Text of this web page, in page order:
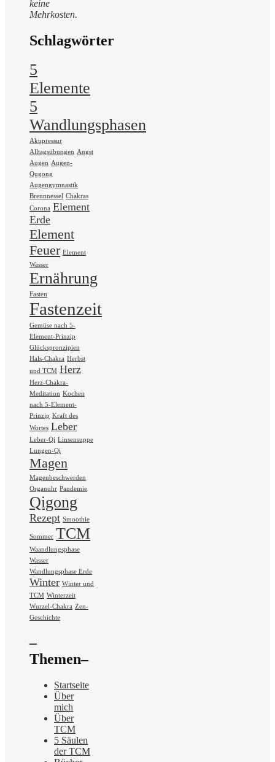
keine
Mehrkosten.
Schlagwörter
5
Elemente
5
Wandlungsphasen
Akupressur
Alltagsübungen Angst
Augen Augen-
Qugong
Augengymnastik
Brennnessel Chakras
Corona Element
Erde
Element
Feuer Element
Wasser
Ernährung
Fasten
Fastenzeit
Gemüse nach 5-
Element-Prinzip
Glückspronzipien
Hals-Chakra Herbst
und TCM Herz
Herz-Chakra-
Meditation Kochen
nach 5-Element-
Prinzip Kraft des
Wortes Leber
Leber-Qi Linsensuppe
Lungen-Qi
Magen
Magenbeschwerden
Organuhr Pandemie
Qigong
Rezept Smoothie
Sommer TCM
Waandlungsphase
Wasser
Wandlungsphase Erde
Winter Winter und
TCM Winterzeit
Wurzel-Chakra Zen-
Geschichte
–
Themen–
Startseite
Über
mich
Über
TCM
5 Säulen
der TCM